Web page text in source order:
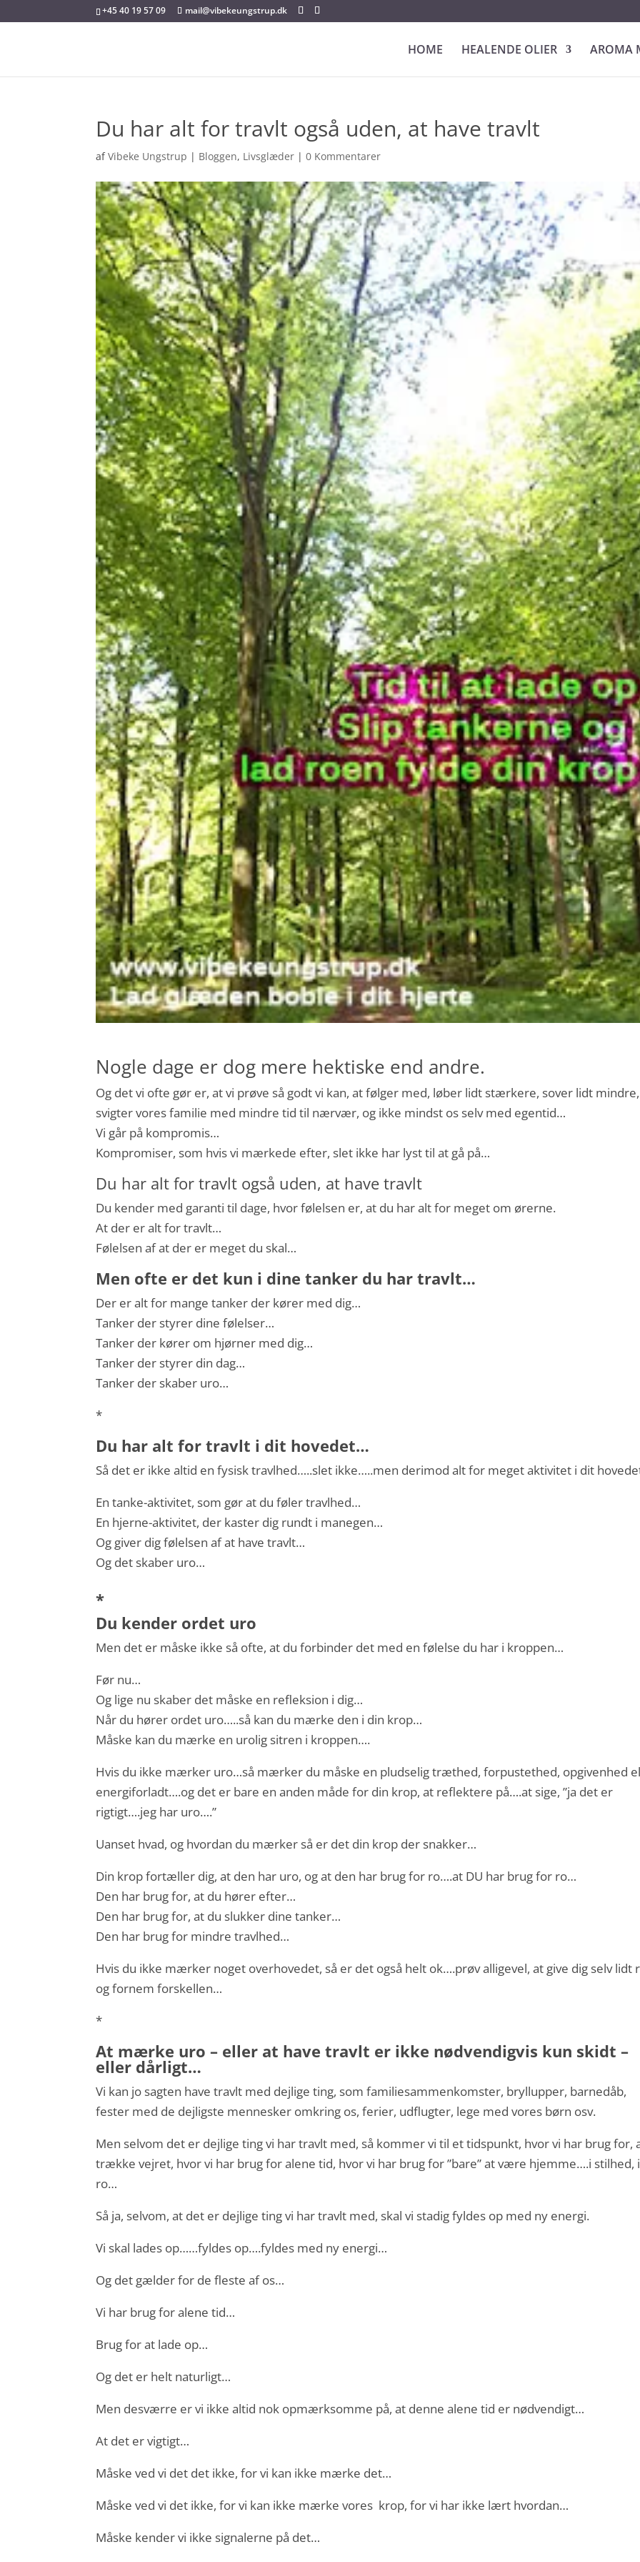
+45 40 19 57 09 mail@vibekeungstrup.dk
HOME HEALENDE OLIER AROMA
Du har alt for travlt også uden, at have travlt
afVibeke Ungstrup | Bloggen, Livsglæder |0 Kommentarer
Nogle dage er dog mere hektiske end andre.
Og det vi ofte gør er, at vi prøve så godt vi kan, at følger med, løber lidt stærkere, sover lidt mindre,
svigter vores familie med mindre tid til nærvær, og ikke mindst os selv med egentid…
Vi går på kompromis…
Kompromiser, som hvis vi mærkede efter, slet ikke har lyst til at gå på…
Du har alt for travlt også uden, at have travlt
Du kender med garanti til dage, hvor følelsen er, at du har alt for meget om ørerne.
At der er alt for travlt…
Følelsen af at der er meget du skal…
Men ofte er det kun i dine tanker du har travlt…
Der er alt for mange tanker der kører med dig…
Tanker der styrer dine følelser…
Tanker der kører om hjørner med dig…
Tanker der styrer din dag…
Tanker der skaber uro…
*
Du har alt for travlt i dit hovedet…
Så det er ikke altid en fysisk travlhed…..slet ikke…..men derimod alt for meget aktivitet i dit
En tanke-aktivitet, som gør at du føler travlhed…
En hjerne-aktivitet, der kaster dig rundt i manegen…
Og giver dig følelsen af at have travlt…
Og det skaber uro…
*
Du kender ordet uro
Men det er måske ikke så ofte, at du forbinder det med en følelse du har i kroppen…
Før nu…
Og lige nu skaber det måske en refleksion i dig…
Når du hører ordet uro…..så kan du mærke den i din krop…
Måske kan du mærke en urolig sitren i kroppen….
Hvis du ikke mærker uro…så mærker du måske en pludselig træthed, forpustethed, opgivenhed
energiforladt….og det er bare en anden måde for din krop, at reflektere på….at sige, ”ja det er
rigtigt….jeg har uro….”
Uanset hvad, og hvordan du mærker så er det din krop der snakker…
Din krop fortæller dig, at den har uro, og at den har brug for ro….at DU har brug for ro…
Den har brug for, at du hører efter…
Den har brug for, at du slukker dine tanker…
Den har brug for mindre travlhed…
Hvis du ikke mærker noget overhovedet, så er det også helt ok….prøv alligevel, at give dig selv lidt
og fornem forskellen…
*
At mærke uro – eller at have travlt er ikke nødvendigvis kun skidt –
eller dårligt…
Vi kan jo sagten have travlt med dejlige ting, som familiesammenkomster, bryllupper, barnedåb,
fester med de dejligste mennesker omkring os, ferier, udflugter, lege med vores børn osv.
Men selvom det er dejlige ting vi har travlt med, så kommer vi til et tidspunkt, hvor vi har brug for,
trække vejret, hvor vi har brug for alene tid, hvor vi har brug for ”bare” at være hjemme….i stilhed, i
ro…
Så ja, selvom, at det er dejlige ting vi har travlt med, skal vi stadig fyldes op med ny energi.
Vi skal lades op……fyldes op….fyldes med ny energi…
Og det gælder for de fleste af os…
Vi har brug for alene tid…
Brug for at lade op…
Og det er helt naturligt…
Men desværre er vi ikke altid nok opmærksomme på, at denne alene tid er nødvendigt…
At det er vigtigt…
Måske ved vi det det ikke, for vi kan ikke mærke det…
Måske ved vi det ikke, for vi kan ikke mærke vores krop, for vi har ikke lært hvordan…
Måske kender vi ikke signalerne på det…